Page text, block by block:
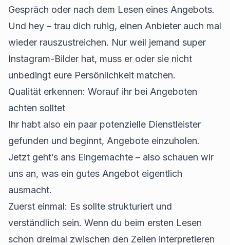
Gespräch oder nach dem Lesen eines Angebots.
Und hey – trau dich ruhig, einen Anbieter auch mal
wieder rauszustreichen. Nur weil jemand super
Instagram-Bilder hat, muss er oder sie nicht
unbedingt eure Persönlichkeit matchen.
Qualität erkennen: Worauf ihr bei Angeboten
achten solltet
Ihr habt also ein paar potenzielle Dienstleister
gefunden und beginnt, Angebote einzuholen.
Jetzt geht’s ans Eingemachte – also schauen wir
uns an, was ein gutes Angebot eigentlich
ausmacht.
Zuerst einmal: Es sollte strukturiert und
verständlich sein. Wenn du beim ersten Lesen
schon dreimal zwischen den Zeilen interpretieren